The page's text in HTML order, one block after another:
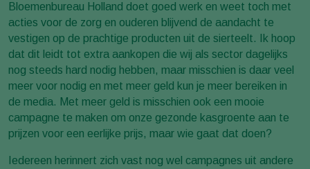
Bloemenbureau Holland doet goed werk en weet toch met
acties voor de zorg en ouderen blijvend de aandacht te
vestigen op de prachtige producten uit de sierteelt. Ik hoop
dat dit leidt tot extra aankopen die wij als sector dagelijks
nog steeds hard nodig hebben, maar misschien is daar veel
meer voor nodig en met meer geld kun je meer bereiken in
de media. Met meer geld is misschien ook een mooie
campagne te maken om onze gezonde kasgroente aan te
prijzen voor een eerlijke prijs, maar wie gaat dat doen?
Iedereen herinnert zich vast nog wel campagnes uit andere